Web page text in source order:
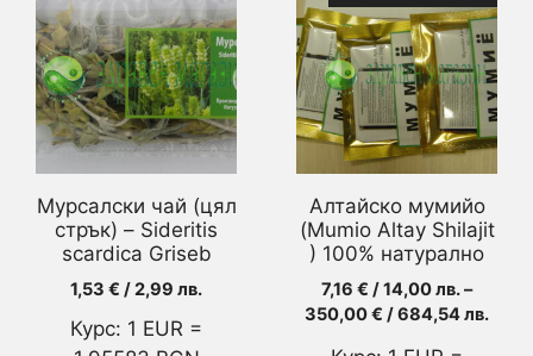
Мурсалски чай (цял
стрък) – Sideritis
scardica Griseb
1,53 € / 2,99 лв.
Курс: 1 EUR =
Алтайско мумийо
(Mumio Altay Shilajit
) 100% натурално
7,16 € / 14,00 лв.–
350,00€ / 684,54 лв.Price
product
has
multiple
variants.
The
options
may
be
chosen
the